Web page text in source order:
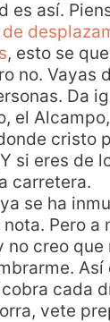
es así.
, esto se
no. Vayas
Da
el
cristo
si eres de
carretera.
se ha
Pero a
no creo que
Así
cada
vete